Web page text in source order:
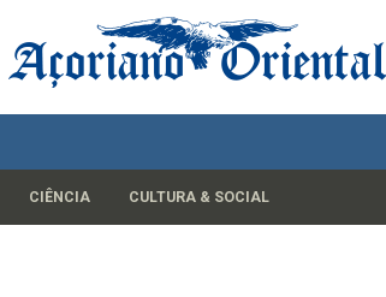
CIÊNCIA CULTURA & SOCIAL